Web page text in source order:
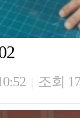
조회